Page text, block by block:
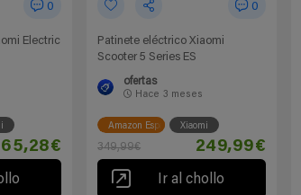
0
Electric
0
Patinete eléctrico Xiaomi
Scooter 5 Series ES
ofertas
Hace 3 meses
Amazon España Xiaomi
349,99€ 249,99€
Ir al chollo